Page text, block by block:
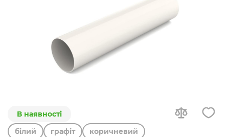
В наявності
білий
графіт коричневий